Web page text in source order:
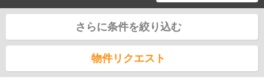
さらに条件を絞り込む
物件リクエスト